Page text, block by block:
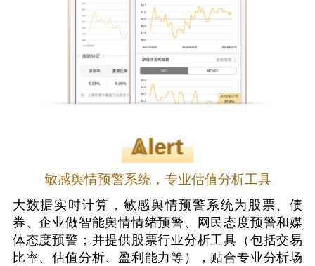
敏感舆情预警系统，专业估值分析工具
大数据实时计算，敏感舆情预警系统为股票、债
券、企业做智能舆情情绪预警、网民态度预警和媒
体态度预警；并提供股票行业分析工具（包括交易
比率、估值分析、盈利能力等），贴合专业分析场